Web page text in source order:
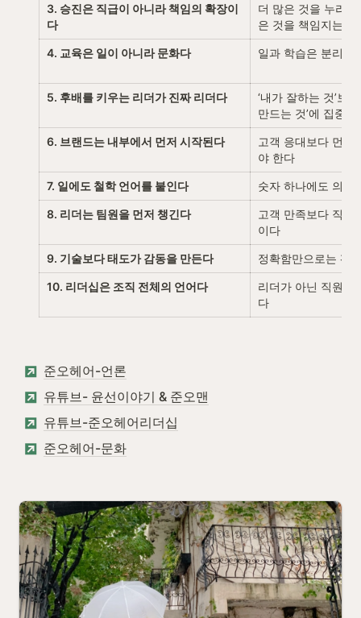
3. 승진은 직급이 아니라 책임의 확장이
다
더 많은 것을 누리
은 것을 책임지는 단
4. 교육은 일이 아니라 문화다 일과 학습은 분리되
5. 후배를 키우는 리더가 진짜 리더다
‘내가 잘하는 것’보
만드는 것’에 집중
6. 브랜드는 내부에서 먼저 시작된다
고객 응대보다 먼저
야 한다
7. 일에도 철학 언어를 붙인다 숫자 하나에도 의미
8. 리더는 팀원을 먼저 챙긴다
고객 만족보다 직원
이다
9. 기술보다 태도가 감동을 만든다 정확함만으로는 팬
10. 리더십은 조직 전체의 언어다
리더가 아닌 직원도
다
준오헤어-언론
유튜브- 윤선이야기 & 준오맨
유튜브-준오헤어리더십
준오헤어-문화